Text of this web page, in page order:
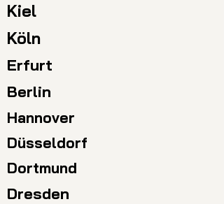
Kiel
Köln
Erfurt
Berlin
Hannover
Düsseldorf
Dortmund
Dresden